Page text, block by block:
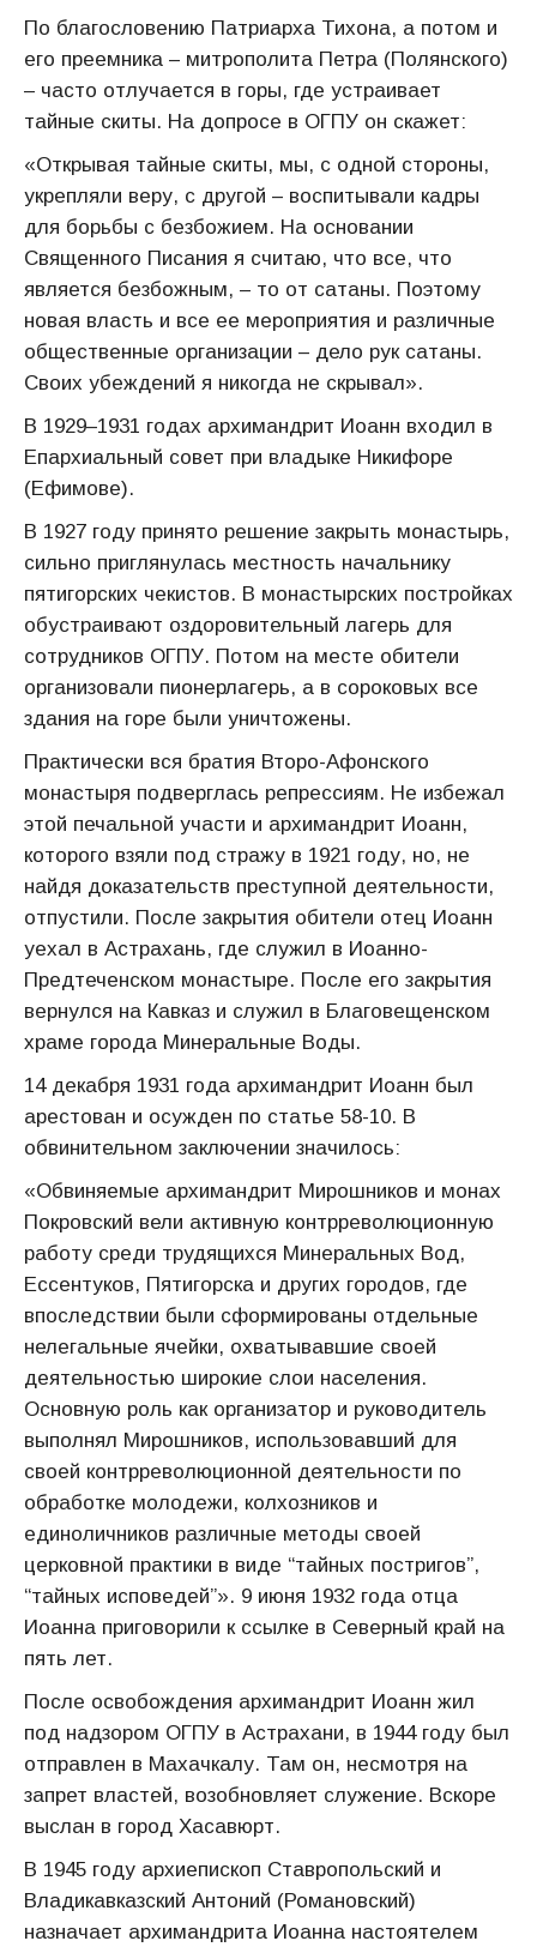
По благословению Патриарха Тихона, а потом и
его преемника – митрополита Петра (Полянского)
– часто отлучается в горы, где устраивает
тайные скиты. На допросе в ОГПУ он скажет:
«Открывая тайные скиты, мы, с одной стороны,
укрепляли веру, с другой – воспитывали кадры
для борьбы с безбожием. На основании
Священного Писания я считаю, что все, что
является безбожным, – то от сатаны. Поэтому
новая власть и все ее мероприятия и различные
общественные организации – дело рук сатаны.
Своих убеждений я никогда не скрывал».
В 1929–1931 годах архимандрит Иоанн входил в
Епархиальный совет при владыке Никифоре
(Ефимове).
В 1927 году принято решение закрыть монастырь,
сильно приглянулась местность начальнику
пятигорских чекистов. В монастырских постройках
обустраивают оздоровительный лагерь для
сотрудников ОГПУ. Потом на месте обители
организовали пионерлагерь, а в сороковых все
здания на горе были уничтожены.
Практически вся братия Второ-Афонского
монастыря подверглась репрессиям. Не избежал
этой печальной участи и архимандрит Иоанн,
которого взяли под стражу в 1921 году, но, не
найдя доказательств преступной деятельности,
отпустили. После закрытия обители отец Иоанн
уехал в Астрахань, где служил в Иоанно-
Предтеченском монастыре. После его закрытия
вернулся на Кавказ и служил в Благовещенском
храме города Минеральные Воды.
14 декабря 1931 года архимандрит Иоанн был
арестован и осужден по статье 58-10. В
обвинительном заключении значилось:
«Обвиняемые архимандрит Мирошников и монах
Покровский вели активную контрреволюционную
работу среди трудящихся Минеральных Вод,
Ессентуков, Пятигорска и других городов, где
впоследствии были сформированы отдельные
нелегальные ячейки, охватывавшие своей
деятельностью широкие слои населения.
Основную роль как организатор и руководитель
выполнял Мирошников, использовавший для
своей контрреволюционной деятельности по
обработке молодежи, колхозников и
единоличников различные методы своей
церковной практики в виде “тайных постригов”,
“тайных исповедей”». 9 июня 1932 года отца
Иоанна приговорили к ссылке в Северный край на
пять лет.
После освобождения архимандрит Иоанн жил
под надзором ОГПУ в Астрахани, в 1944 году был
отправлен в Махачкалу. Там он, несмотря на
запрет властей, возобновляет служение. Вскоре
выслан в город Хасавюрт.
В 1945 году архиепископ Ставропольский и
Владикавказский Антоний (Романовский)
назначает архимандрита Иоанна настоятелем